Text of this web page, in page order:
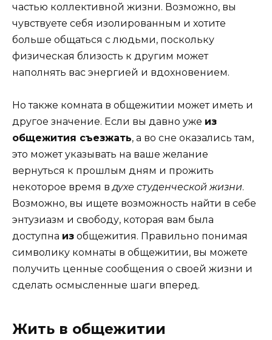
частью коллективной жизни. Возможно, вы
чувствуете себя изолированным и хотите
больше общаться с людьми, поскольку
физическая близость к другим может
наполнять вас энергией и вдохновением.
Но также комната в общежитии может иметь и
другое значение. Если вы давно уже из
общежития съезжать, а во сне оказались там,
это может указывать на ваше желание
вернуться к прошлым дням и прожить
некоторое время вдухе студенческой жизни.
Возможно, вы ищете возможность найти в себе
энтузиазм и свободу, которая вам была
доступна из общежития. Правильно понимая
символику комнаты в общежитии, вы можете
получить ценные сообщения о своей жизни и
сделать осмысленные шаги вперед.
Жить в общежитии